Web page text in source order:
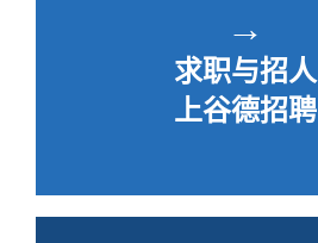
→
求职与招人
上谷德招聘